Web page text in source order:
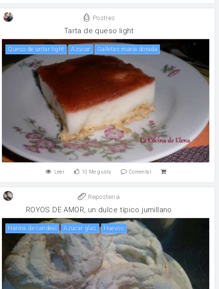
Postres
Tarta de queso light
queso de untar light Azúcar galletas maría dorada
Leer 10 Me gusta Comentar
Reposteria
ROYOS DE AMOR, un dulce típico jumillano
harina de candeal azúcar glas huevos